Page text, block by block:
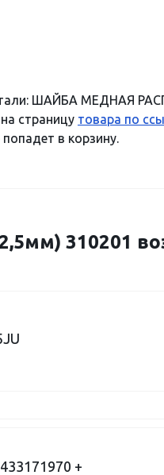
ШАЙБА МЕДНАЯ
страницу товара по
в корзину.
310201
+